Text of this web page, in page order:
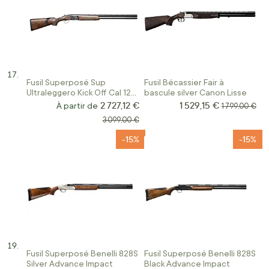
Fusil Superposé Sup
Ultraleggero Kick Off Cal 12
À partir de 2 727,12 €
Prix normal
3 099,00 €
Fusil Bécassier Fair à
bascule silver Canon Lisse
Prix Spécial
1 529,15 € Prix normal
1 799,00 €
Fusil Superposé Benelli 828S
Silver Advance Impact
-15%
Fusil Superposé Benelli 828S
Black Advance Impact
-15%